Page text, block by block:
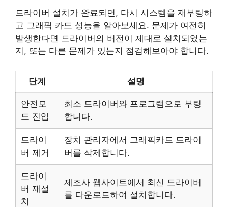
드라이버 설치가 완료되면, 다시 시스템을 재부팅하
고 그래픽 카드 성능을 알아보세요. 문제가 여전히
발생한다면 드라이버의 버전이 제대로 설치되었는
지, 또는 다른 문제가 있는지 점검해보아야 합니다.
단계 설명
안전모
드 진입
최소 드라이버와 프로그램으로 부팅
합니다.
드라이
버 제거
장치 관리자에서 그래픽카드 드라이
버를 삭제합니다.
드라이
버 재설
치
제조사 웹사이트에서 최신 드라이버
를 다운로드하여 설치합니다.